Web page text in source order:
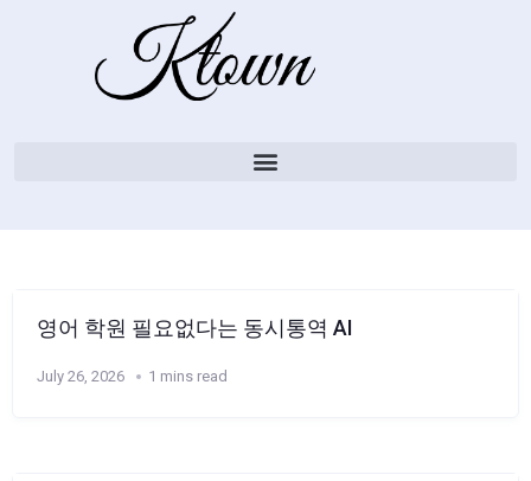
영어 학원 필요없다는 동시통역 AI
July 26, 2026 1 mins read